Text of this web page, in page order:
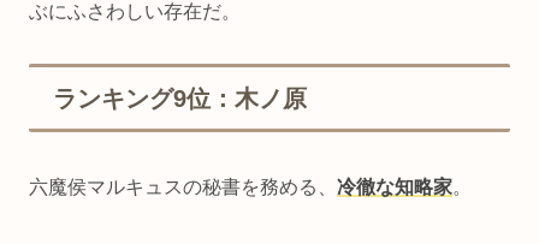
ぶにふさわしい存在だ。
ランキング9位：木ノ原
六魔侯マルキュスの秘書を務める、 冷徹な知略家。